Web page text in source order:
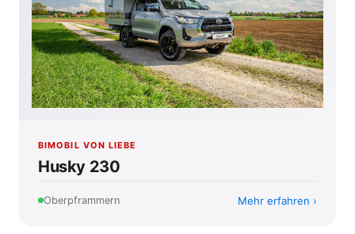
BIMOBIL VON LIEBE
Husky 230
Oberpframmern Mehr erfahren